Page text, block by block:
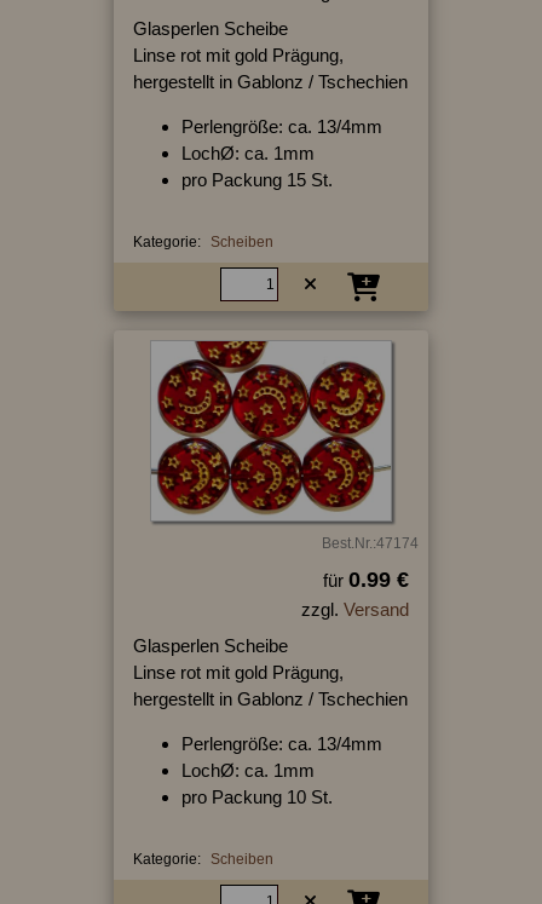
Glasperlen Scheibe
Linse rot mit gold Prägung,
hergestellt in Gablonz / Tschechien
Perlengröße: ca. 13/4mm
LochØ: ca. 1mm
pro Packung 15 St.
Kategorie: Scheiben
Best.Nr.:47174
für 0.99 €
zzgl. Versand
Glasperlen Scheibe
Linse rot mit gold Prägung,
hergestellt in Gablonz / Tschechien
Perlengröße: ca. 13/4mm
LochØ: ca. 1mm
pro Packung 10 St.
Kategorie: Scheiben